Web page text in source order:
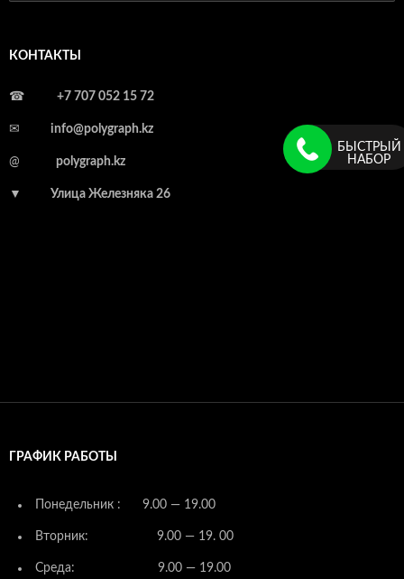
КОНТАКТЫ
☎ +7 707 052 15 72
✉ info@polygraph.kz
@ polygraph.kz
▼ Улица Железняка 26
ГРАФИК РАБОТЫ
Понедельник : 9.00 — 19.00
Вторник: 9.00 — 19. 00
Среда: 9.00 — 19.00
БЫСТРЫЙ
НАБОР